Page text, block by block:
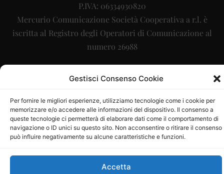
Gestisci Consenso Cookie
Per fornire le migliori esperienze, utilizziamo tecnologie come i cookie per
memorizzare e/o accedere alle informazioni del dispositivo. Il consenso a
queste tecnologie ci permetterà di elaborare dati come il comportamento di
navigazione o ID unici su questo sito. Non acconsentire o ritirare il consenso
può influire negativamente su alcune caratteristiche e funzioni.
Accetta
P.IVA: 06334930820
Mercurio Comunicazione Società Cooperativa a r.l. è
iscritta al Registro degli Operatori di Comunicazione al
numero 26988
Sito gestito daLa Digitale srl–info@ladigitale.it